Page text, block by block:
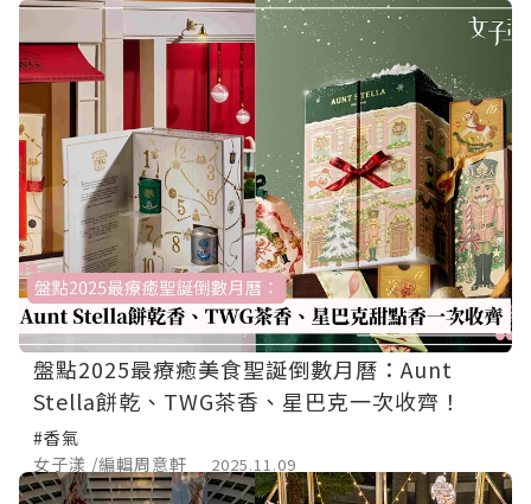
盤點2025最療癒美食聖誕倒數月曆：Aunt
Stella餅乾、TWG茶香、星巴克一次收齊！
#香氣
女子漾 /編輯周意軒
2025.11.09